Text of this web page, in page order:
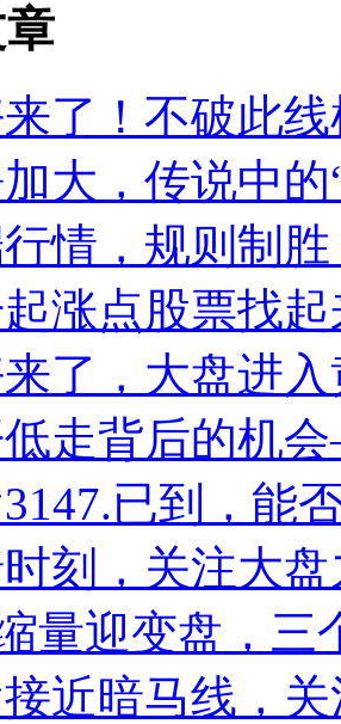
了！不破此
大，传说中的
情，规则制胜
涨点股票找
了，大盘进
走背后的机
已到，能
刻，关注大
量迎变盘，三
近暗马线，